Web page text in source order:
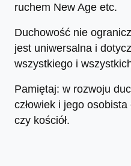
ruchem New Age etc.
Duchowość nie
jest uniwersalna i
wszystkiego i
Pamiętaj: w rozwoju
człowiek i jego
czy kościół.